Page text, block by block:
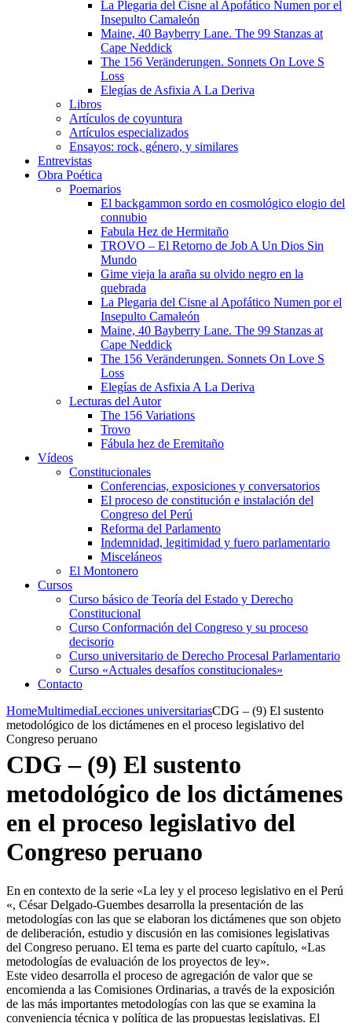
La Plegaria del Cisne al Apofático Numen por el
Insepulto Camaleón
Maine, 40 Bayberry Lane. The 99 Stanzas at
Cape Neddick
The 156 Veränderungen. Sonnets On Love S
Loss
Elegías de Asfixia A La Deriva
Libros
Artículos de coyuntura
Artículos especializados
Ensayos: rock, género, y similares
Entrevistas
Obra Poética
Poemarios
El backgammon sordo en cosmológico elogio del
connubio
Fabula Hez de Hermitaño
TROVO – El Retorno de Job A Un Dios Sin
Mundo
Gime vieja la araña su olvido negro en la
quebrada
La Plegaria del Cisne al Apofático Numen por el
Insepulto Camaleón
Maine, 40 Bayberry Lane. The 99 Stanzas at
Cape Neddick
The 156 Veränderungen. Sonnets On Love S
Loss
Elegías de Asfixia A La Deriva
Lecturas del Autor
The 156 Variations
Trovo
Fábula hez de Eremitaño
Vídeos
Constitucionales
Conferencias, exposiciones y conversatorios
El proceso de constitución e instalación del
Congreso del Perú
Reforma del Parlamento
Indemnidad, legitimidad y fuero parlamentario
Misceláneos
El Montonero
Cursos
Curso básico de Teoría del Estado y Derecho
Constitucional
Curso Conformación del Congreso y su proceso
decisorio
Curso universitario de Derecho Procesal Parlamentario
Curso «Actuales desafíos constitucionales»
Contacto
HomeMultimediaLecciones universitariasCDG – (9) El sustento
metodológico de los dictámenes en el proceso legislativo del
Congreso peruano
CDG – (9) El sustento
metodológico de los dictámenes
en el proceso legislativo del
Congreso peruano
En en contexto de la serie «La ley y el proceso legislativo en el Perú
«, César Delgado-Guembes desarrolla la presentación de las
metodologías con las que se elaboran los dictámenes que son objeto
de deliberación, estudio y discusión en las comisiones legislativas
del Congreso peruano. El tema es parte del cuarto capítulo, «Las
metodologías de evaluación de los proyectos de ley».
Este video desarrolla el proceso de agregación de valor que se
encomienda a las Comisiones Ordinarias, a través de la exposición
de las más importantes metodologías con las que se examina la
conveniencia técnica y política de las propuestas legislativas. El